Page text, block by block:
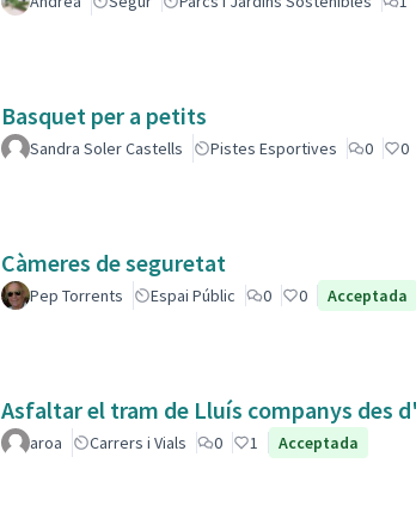
Basquet per a petits
Sandra Soler Castells Pistes Esportives 0 0
Càmeres de seguretat
Pep Torrents Espai Públic 0 0 Acceptada
Asfaltar el tram de Lluís companys des
aroa Carrers i Vials 0 1 Acceptada